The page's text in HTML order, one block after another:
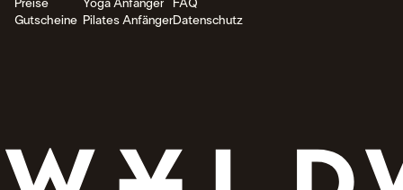
Preise
Gutscheine
Yoga Anfänger
Pilates Anfänger
FAQ
Datenschutz